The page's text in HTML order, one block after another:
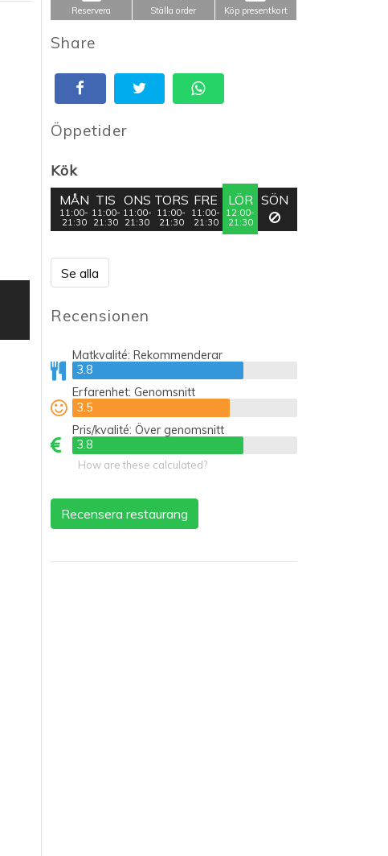
Reservera Ställa order Köp presentkort
Share
Öppetider
Kök
MÅN
11:00-
21:30
TIS
11:00-
21:30
ONS
11:00-
21:30
TORS
11:00-
21:30
FRE
11:00-
21:30
LÖR
12:00-
21:30
SÖN
Se alla
Recensionen
Matkvalité:Rekommenderar
3.8
3.8
Erfarenhet:Genomsnitt
3.5
3.5
Pris/kvalité:Över genomsnitt
3.8
3.8
How are these calculated?
Recensera restaurang